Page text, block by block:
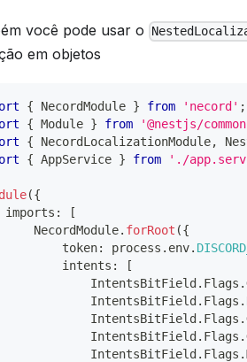
você pode usar o
em objetos
{ NecordModule } from 'necord' ;
{ Module } from '@nestjs/
{ NecordLocalizationModule,
{ AppService } from './
({
imports
:
[
NecordModule
. forRoot ({
token
: process . env.
intents
:
[
IntentsBitField
. Flags .
IntentsBitField
. Flags .
IntentsBitField
. Flags .
IntentsBitField
. Flags .
IntentsBitField
. Flags .